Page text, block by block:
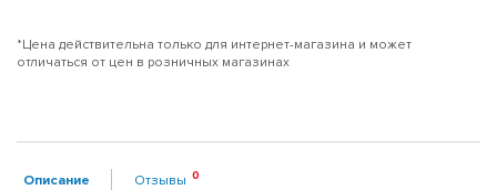
*Цена действительна только для интернет-магазина и может
отличаться от цен в розничных магазинах
Описание Отзывы